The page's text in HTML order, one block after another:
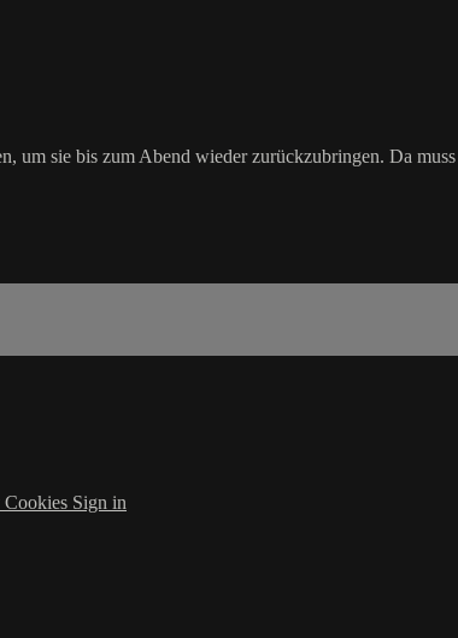
sie bis zum Abend wieder zurückzubringen. Da
Cookies Sign in